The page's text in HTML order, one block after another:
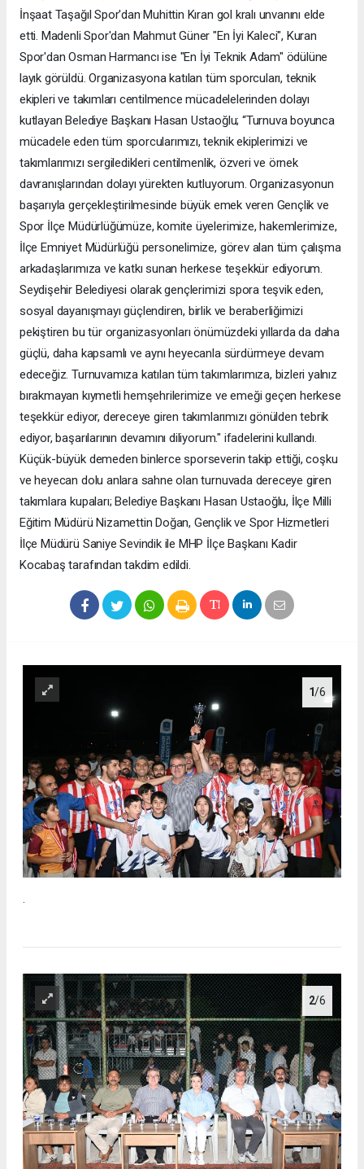
İnşaat Taşağıl Spor'dan Muhittin Kıran gol kralı unvanını elde
etti. Madenli Spor'dan Mahmut Güner "En İyi Kaleci", Kuran
Spor'dan Osman Harmancı ise "En İyi Teknik Adam" ödülüne
layık görüldü. Organizasyona katılan tüm sporcuları, teknik
ekipleri ve takımları centilmence mücadelelerinden dolayı
kutlayan Belediye Başkanı Hasan Ustaoğlu; “Turnuva boyunca
mücadele eden tüm sporcularımızı, teknik ekiplerimizi ve
takımlarımızı sergiledikleri centilmenlik, özveri ve örnek
davranışlarından dolayı yürekten kutluyorum. Organizasyonun
başarıyla gerçekleştirilmesinde büyük emek veren Gençlik ve
Spor İlçe Müdürlüğümüze, komite üyelerimize, hakemlerimize,
İlçe Emniyet Müdürlüğü personelimize, görev alan tüm çalışma
arkadaşlarımıza ve katkı sunan herkese teşekkür ediyorum.
Seydişehir Belediyesi olarak gençlerimizi spora teşvik eden,
sosyal dayanışmayı güçlendiren, birlik ve beraberliğimizi
pekiştiren bu tür organizasyonları önümüzdeki yıllarda da daha
güçlü, daha kapsamlı ve aynı heyecanla sürdürmeye devam
edeceğiz. Turnuvamıza katılan tüm takımlarımıza, bizleri yalnız
bırakmayan kıymetli hemşehrilerimize ve emeği geçen herkese
teşekkür ediyor, dereceye giren takımlarımızı gönülden tebrik
ediyor, başarılarının devamını diliyorum." ifadelerini kullandı.
Küçük-büyük demeden binlerce sporseverin takip ettiği, coşku
ve heyecan dolu anlara sahne olan turnuvada dereceye giren
takımlara kupaları; Belediye Başkanı Hasan Ustaoğlu, İlçe Milli
Eğitim Müdürü Nizamettin Doğan, Gençlik ve Spor Hizmetleri
İlçe Müdürü Saniye Sevindik ile MHP İlçe Başkanı Kadir
Kocabaş tarafından takdim edildi.
1/6
2/6